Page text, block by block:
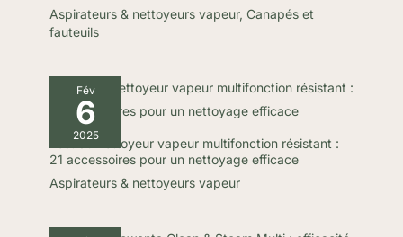
Aspirateurs & nettoyeurs vapeur, Canapés et
fauteuils
Fév
6
2025
Test du nettoyeur vapeur multifonction résistant :
21 accessoires pour un nettoyage efficace
Aspirateurs & nettoyeurs vapeur